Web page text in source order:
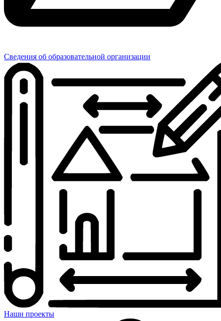
Сведения об образовательной организации
Наши проекты